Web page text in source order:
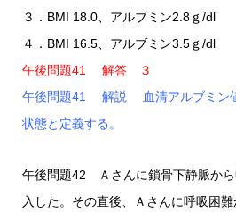
３．BMI 18.0、アルブミン2.8ｇ/dl
４．BMI 16.5、アルブミン3.5ｇ/dl
午後問題41 解答 ３
午後問題41 解説 血清アルブミン
状態と定義する。
午後問題42 Ａさんに鎖骨下静脈か
入した。その直後、Ａさんに呼吸困難